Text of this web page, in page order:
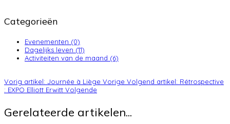
Categorieën
Evenementen (0)
Dagelijks leven (11)
Activiteiten van de maand (6)
Vorig artikel: Journée à Liège Vorige Volgend artikel: Rétrospective
: EXPO Elliott Erwitt Volgende
Gerelateerde artikelen...